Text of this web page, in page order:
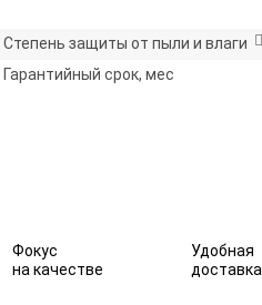
Степень защиты от пыли и влаги
Гарантийный срок, мес
Фокус
на качестве
Удобная
доставка